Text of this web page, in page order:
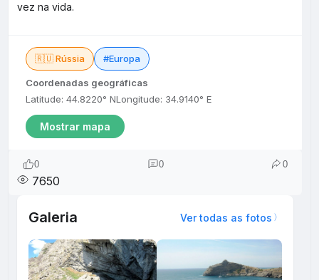
vez na vida.
🇷🇺 Rússia #Europa
Coordenadas geográficas
Latitude: 44.8220° NLongitude: 34.9140° E
Mostrar mapa
0 0 0
7650
Galeria Ver todas as fotos